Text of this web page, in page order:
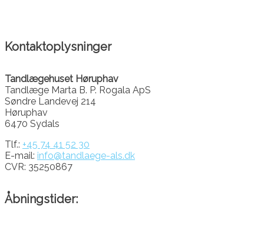
Kontaktoplysninger
Tandlægehuset Høruphav
Tandlæge Marta B. P. Rogala ApS
Søndre Landevej 214
Høruphav
6470 Sydals
Tlf.: +45 74 41 52 30
E-mail: info@tandlaege-als.dk
CVR: 35250867
Åbningstider: